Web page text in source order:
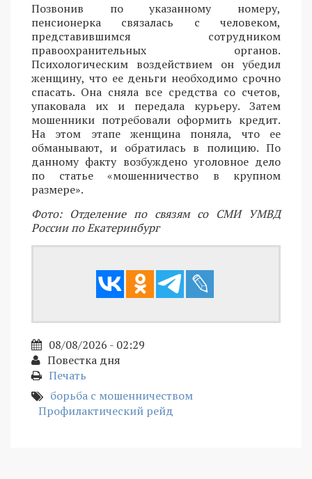
Позвонив по указанному номеру,
пенсионерка связалась с человеком,
представившимся сотрудником
правоохранительных органов.
Психологическим воздействием он убедил
женщину, что ее деньги необходимо срочно
спасать. Она сняла все средства со счетов,
упаковала их и передала курьеру. Затем
мошенники потребовали оформить кредит.
На этом этапе женщина поняла, что ее
обманывают, и обратилась в полицию. По
данному факту возбуждено уголовное дело
по статье «мошенничество в крупном
размере».
Фото: Отделение по связям со СМИ УМВД
России по Екатеринбург
08/08/2026 - 02:29
Повестка дня
Печать
борьба с мошенничеством
Профилактический рейд